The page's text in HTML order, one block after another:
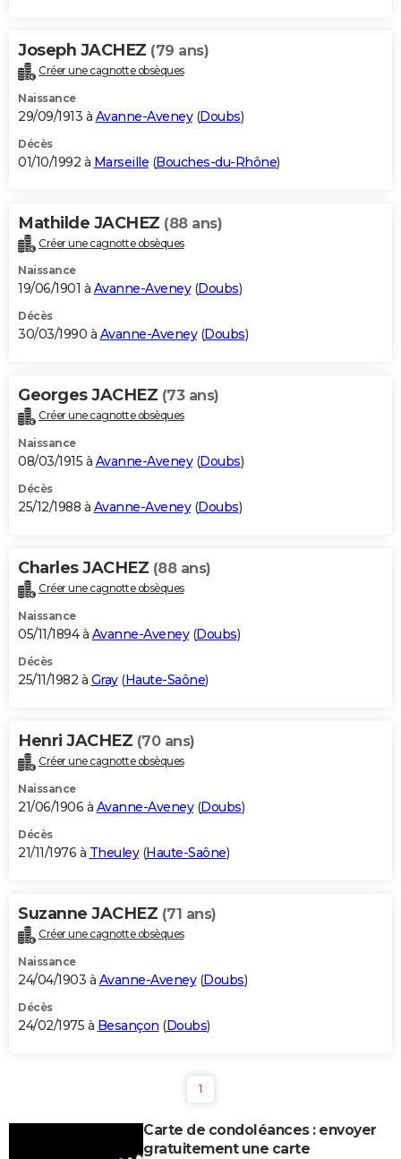
Joseph JACHEZ (79 ans)
Créer une cagnotte obsèques
Naissance
29/09/1913 à Avanne-Aveney(Doubs)
Décès
01/10/1992 à Marseille (Bouches-du-Rhône)
Mathilde JACHEZ (88 ans)
Créer une cagnotte obsèques
Naissance
19/06/1901 à Avanne-Aveney(Doubs)
Décès
30/03/1990 à Avanne-Aveney(Doubs)
Georges JACHEZ (73 ans)
Créer une cagnotte obsèques
Naissance
08/03/1915 à Avanne-Aveney(Doubs)
Décès
25/12/1988 à Avanne-Aveney(Doubs)
Charles JACHEZ (88 ans)
Créer une cagnotte obsèques
Naissance
05/11/1894 à Avanne-Aveney(Doubs)
Décès
25/11/1982 à Gray(Haute-Saône)
Henri JACHEZ (70 ans)
Créer une cagnotte obsèques
Naissance
21/06/1906 à Avanne-Aveney(Doubs)
Décès
21/11/1976 à Theuley(Haute-Saône)
Suzanne JACHEZ (71 ans)
Créer une cagnotte obsèques
Naissance
24/04/1903 à Avanne-Aveney(Doubs)
Décès
24/02/1975 à Besançon (Doubs)
1
Carte de condoléances : envoyer
gratuitement une carte